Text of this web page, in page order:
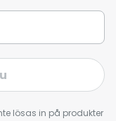
lösas in på produkter